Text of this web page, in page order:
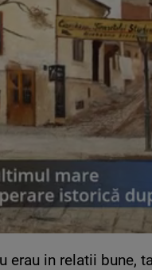
in relatii bune,